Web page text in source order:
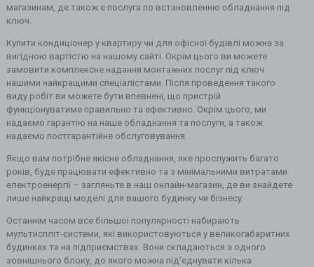
магазинам, де також є послуга по встановленню обладнання під
ключ.
Купити кондиціонер у квартиру чи для офісної будівлі можна за
вигідною вартістю на нашому сайті. Окрім цього ви можете
замовити комплексне надання монтажних послуг під ключ
нашими найкращими спеціалістами. Після проведення такого
виду робіт ви можете бути впевнені, що пристрій
функціонуватиме правильно та ефективно. Окрім цього, ми
надаємо гарантію на наше обладнання та послуги, а також
надаємо постгарантійне обслуговування.
Якщо вам потрібне якісне обладнання, яке прослужить багато
років, буде працювати ефективно та з мінімальними витратами
електроенергії – загляньте в наш онлайн-магазин, де ви знайдете
лише найкращі моделі для вашого будинку чи бізнесу.
Останнім часом все більшої популярності набирають
мультиспліт-системи, які використовуються у великогабаритних
будинках та на підприємствах. Вони складаються з одного
зовнішнього блоку, до якого можна під'єднувати кілька